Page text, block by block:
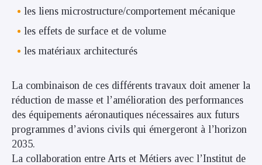
les liens microstructure/comportement mécanique
les effets de surface et de volume
les matériaux architecturés
La combinaison de ces différents travaux doit amener la
réduction de masse et l’amélioration des performances
des équipements aéronautiques nécessaires aux futurs
programmes d’avions civils qui émergeront à l’horizon
2035.
La collaboration entre Arts et Métiers avec l’Institut de